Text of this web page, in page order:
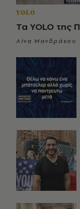
YOLO
Τα YOLO της
Λίνα Μανδράκου